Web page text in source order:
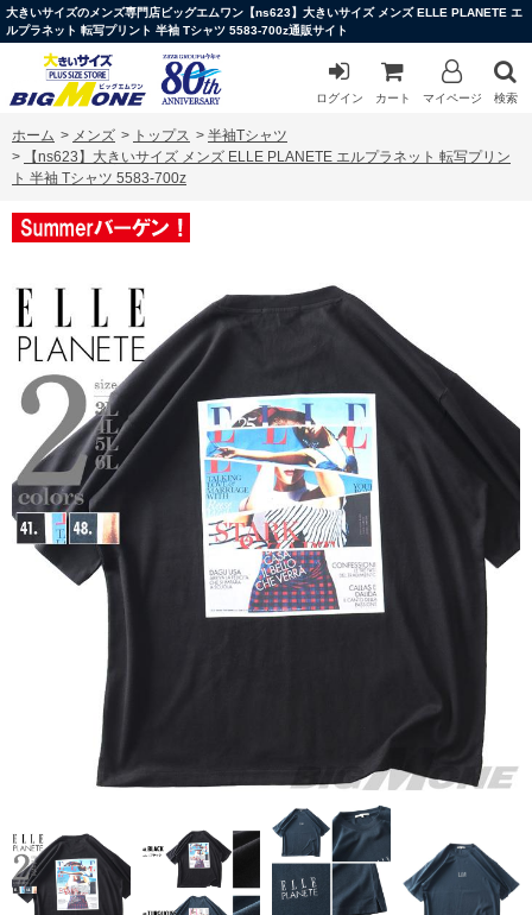
大きいサイズのメンズ専門店ビッグエムワン【ns623】大きいサイズ メンズ ELLE PLANETE エ
ルプラネット 転写プリント 半袖 Tシャツ 5583-700z通販サイト
ログイン カート マイページ 検索
ホーム > メンズ > トップス > 半袖Tシャツ
>
【ns623】大きいサイズ メンズ ELLE PLANETE エルプラネット 転写プリン
ト 半袖 Tシャツ 5583-700z